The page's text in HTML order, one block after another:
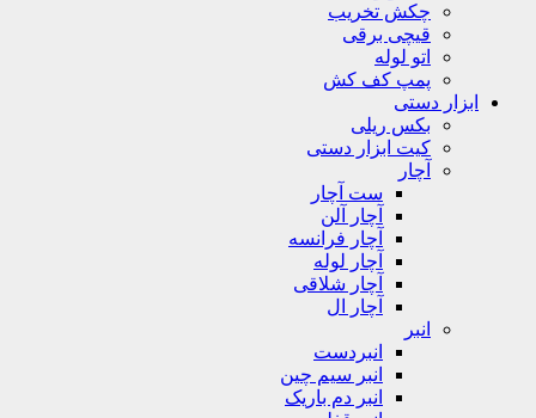
چکش تخریب
قیچی برقی
اتو لوله
پمپ کف کش
ابزار دستی
بکس ریلی
کیت ابزار دستی
آچار
ست آچار
آچار آلن
آچار فرانسه
آچار لوله
آچار شلاقی
آچار ال
انبر
انبردست
انبر سیم چین
انبر دم باریک